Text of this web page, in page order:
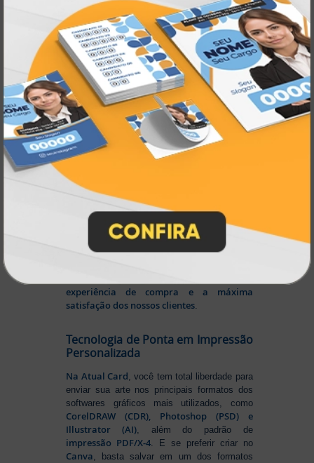
Nascemos digitais e seguimosinovando
continuamente , investindo emtecnologia
de pontapara garantir a melhor experiência
emprodutos personalizados e impressão
online. Tudo isso para ofereceragilidade,
qualidade e soluções inteligentes que
atendem às suas necessidades.
Liderança e Qualidade em
Impressão
Prestes a completar três décadas de
como referência no mercado gráfico e de
personalização online
impressão digital e offset de alta
qualidade. Nosso segredo? Um
portfólio
completo de produtos personalizados
site intuitivo e fácil de navegar, eentrega
experiência de compra e a máxima
satisfação dos nossos clientes.
Tecnologia de Ponta em Impressão
Personalizada
Na Atual Card , você tem total liberdade para
enviar sua arte nos principais formatos dos
softwares gráficos mais utilizados, como
CorelDRAW (CDR), Photoshop (PSD) e
Illustrator (AI) , além do padrão de
impressão PDF/X-4 . E se preferir criar no
Canva , basta salvar em um dos formatos